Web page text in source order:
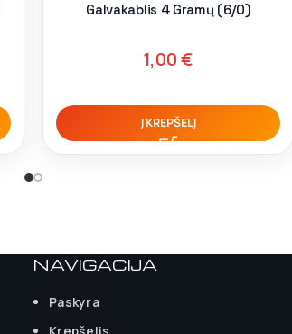
Galvakablis 4 Gramų (6/0)
1,00€
Į KREPŠELĮ
NAVIGACIJA
Paskyra
Krepšelis